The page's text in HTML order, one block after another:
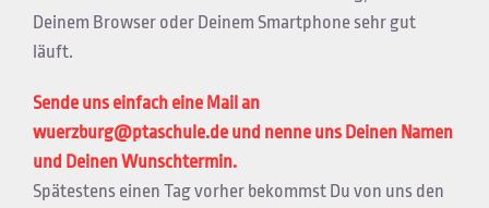
Deinem Browser oder Deinem Smartphone sehr gut
läuft.
Sende uns einfach eine Mail an
wuerzburg@ptaschule.de und nenne uns Deinen Namen
und Deinen Wunschtermin.
Spätestens einen Tag vorher bekommst Du von uns den